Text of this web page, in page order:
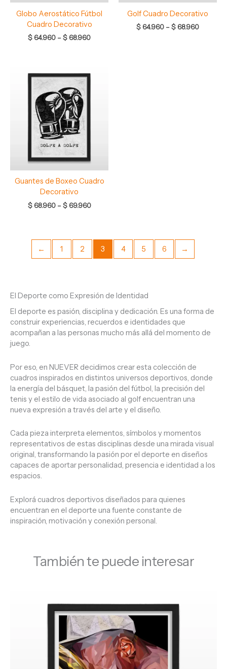
Globo Aerostático Fútbol
Cuadro Decorativo
$ 64.960 –$ 68.960
Golf Cuadro Decorativo
$ 64.960 –$ 68.960
Guantes de Boxeo Cuadro
Decorativo
$68.960 – $69.960
de
← 1 2 3 4 5 6 →
El Deporte como Expresión de Identidad
El deporte es pasión, disciplina y dedicación. Es una forma de
construir experiencias, recuerdos e identidades que
acompañan a las personas mucho más allá del momento de
juego.
Por eso, en NUEVER decidimos crear esta colección de
cuadros inspirados en distintos universos deportivos, donde
la energía del básquet, la pasión del fútbol, la precisión del
tenis y el estilo de vida asociado al golf encuentran una
nueva expresión a través del arte y el diseño.
Cada pieza interpreta elementos, símbolos y momentos
representativos de estas disciplinas desde una mirada visual
original, transformando la pasión por el deporte en diseños
capaces de aportar personalidad, presencia e identidad a los
espacios.
Explorá cuadros deportivos diseñados para quienes
encuentran en el deporte una fuente constante de
inspiración, motivación y conexión personal.
También te puede interesar